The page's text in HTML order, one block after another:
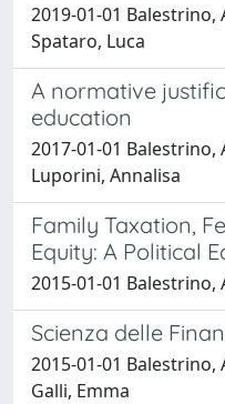
2019-01-01 Balestrino,
Spataro, Luca
A normative
education
2017-01-01 Balestrino,
Luporini, Annalisa
Family Taxation,
Equity: A Political
2015-01-01 Balestrino,
Scienza delle
2015-01-01 Balestrino,
Galli, Emma